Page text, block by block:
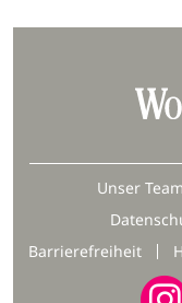
Unser Team
Barrierefreiheit